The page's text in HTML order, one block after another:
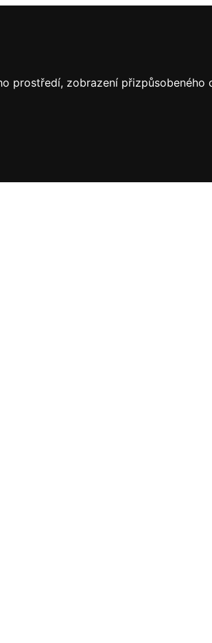
prostředí, zobrazení přizpůsobeného